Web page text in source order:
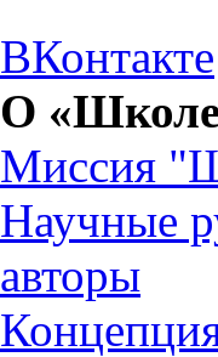
ВКонтакте
О «Школе
Миссия
Научные
авторы